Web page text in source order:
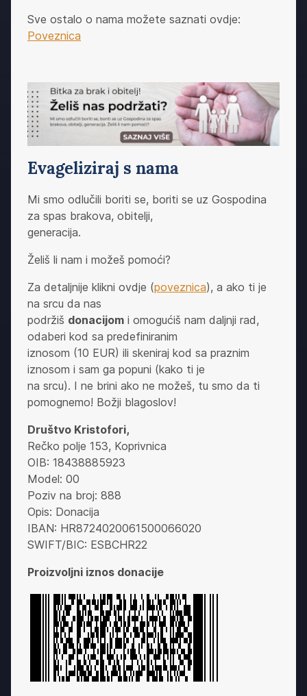
Sve ostalo o nama možete saznati ovdje:
Poveznica
Evageliziraj s nama
Mi smo odlučili boriti se, boriti se uz Gospodina
za spas brakova, obitelji,
generacija.
Želiš li nam i možeš pomoći?
Za detaljnije klikni ovdje (poveznica), a ako ti je
na srcu da nas
podržiš donacijom i omogućiš nam daljnji rad,
odaberi kod sa predefiniranim
iznosom (10 EUR) ili skeniraj kod sa praznim
iznosom i sam ga popuni (kako ti je
na srcu). I ne brini ako ne možeš, tu smo da ti
pomognemo! Božji blagoslov!
Društvo Kristofori,
Rečko polje 153, Koprivnica
OIB: 18438885923
Model: 00
Poziv na broj: 888
Opis: Donacija
IBAN: HR8724020061500066020
SWIFT/BIC: ESBCHR22
Proizvoljni iznos donacije